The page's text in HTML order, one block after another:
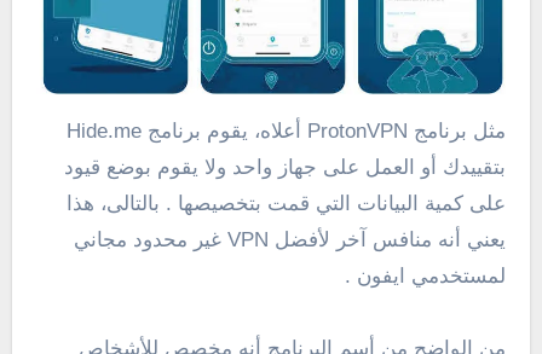
مثل برنامج ProtonVPN أعلاه، يقوم برنامج Hide.me
بتقييدك أو العمل على جهاز واحد ولا يقوم بوضع قيود
على كمية البيانات التي قمت بتخصيصها . بالتالى، هذا
يعني أنه منافس آخر لأفضل VPN غير محدود مجاني
لمستخدمي ايفون .
من الواضح من أسم البرنامج أنه مخصص للأشخاص